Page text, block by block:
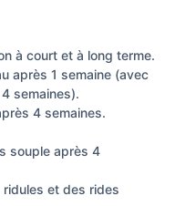
à court et à long terme.
après 1 semaine (avec
semaines).
4 semaines.
souple après 4
ridules et des rides